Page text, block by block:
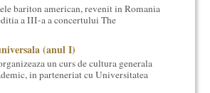
bariton american, revenit in Romania
a III-a a concertului The
(anul I)
un curs de cultura generala
in parteneriat cu Universitatea